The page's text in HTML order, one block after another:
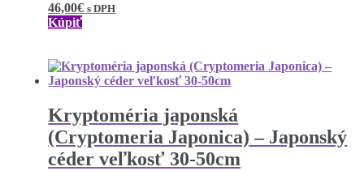
46,00€ s DPH
Kúpiť
Kryptoméria japonská
(Cryptomeria Japonica) – Japonský
céder veľkosť 30-50cm